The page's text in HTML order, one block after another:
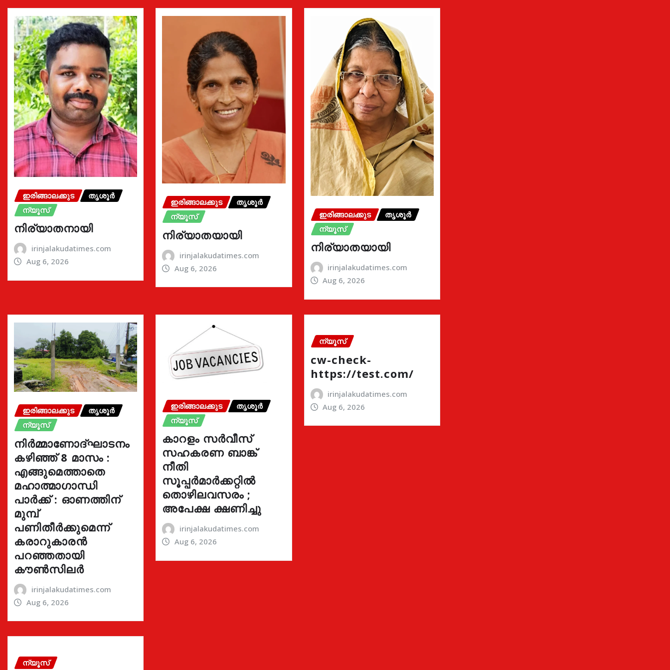
ഇരിങ്ങാലക്കുട
തൃശൂർ
ന്യൂസ്
നിര്യാതനായി
irinjalakudatimes.com
Aug 6, 2026
ഇരിങ്ങാലക്കുട
തൃശൂർ
ന്യൂസ്
നിര്യാതയായി
irinjalakudatimes.com
Aug 6, 2026
ഇരിങ്ങാലക്കുട
തൃശൂർ
ന്യൂസ്
നിര്യാതയായി
irinjalakudatimes.com
Aug 6, 2026
ഇരിങ്ങാലക്കുട
തൃശൂർ
ന്യൂസ്
നിർമ്മാണോദ്ഘാടനം
കഴിഞ്ഞ് 8 മാസം :
എങ്ങുമെത്താതെ
മഹാത്മാഗാന്ധി
പാർക്ക് : ഓണത്തിന്
മുമ്പ്
പണിതീർക്കുമെന്ന്
കരാറുകാരൻ
പറഞ്ഞതായി
കൗൺസിലർ
irinjalakudatimes.com
Aug 6, 2026
ഇരിങ്ങാലക്കുട
തൃശൂർ
ന്യൂസ്
കാറളം സർവീസ്
സഹകരണ ബാങ്ക്
നീതി
സൂപ്പർമാർക്കറ്റിൽ
തൊഴിലവസരം ;
അപേക്ഷ ക്ഷണിച്ചു
irinjalakudatimes.com
Aug 6, 2026
ന്യൂസ്
cw-check-
https://test.com/
irinjalakudatimes.com
Aug 6, 2026
ന്യൂസ്